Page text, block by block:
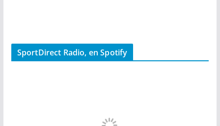
SportDirect Radio, en Spotify